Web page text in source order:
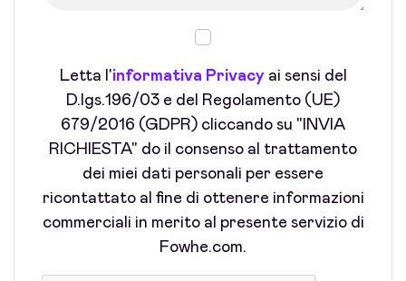
Letta l'informativa Privacyai sensi del
D.lgs.196/03 e del Regolamento (UE)
679/2016 (GDPR) cliccando su "INVIA
RICHIESTA" do il consenso al trattamento
dei miei dati personali per essere
ricontattato al fine di ottenere informazioni
commerciali in merito al presente servizio di
Fowhe.com.